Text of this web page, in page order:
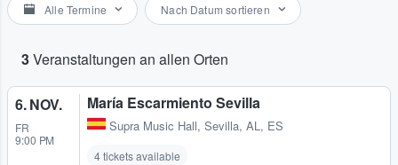
Alle Termine Nach Datum sortieren
3Veranstaltungen an allen Orten
6. NOV.
FR
9:00 PM
María Escarmiento Sevilla
Supra Music Hall, Sevilla, AL, ES
4 tickets available